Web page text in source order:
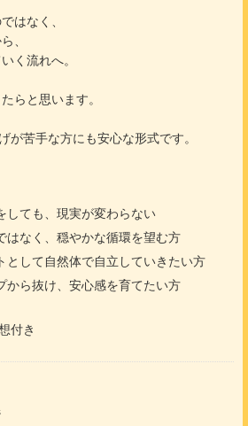
はなく、
、
く流れへ。
らと思います。
が苦手な方にも安心な形式です。
しても、現実が変わらない
はなく、穏やかな循環を望む方
として自然体で自立していきたい方
から抜け、安心感を育てたい方
付き